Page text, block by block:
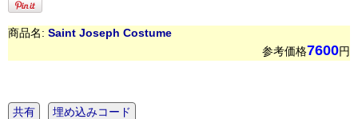
商品名: Saint Joseph Costume
参考価格7600円
共有 埋め込みコード